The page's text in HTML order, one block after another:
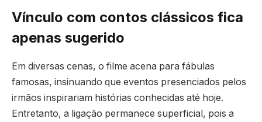
Vínculo com contos clássicos fica
apenas sugerido
Em diversas cenas, o filme acena para fábulas
famosas, insinuando que eventos presenciados pelos
irmãos inspirariam histórias conhecidas até hoje.
Entretanto, a ligação permanece superficial, pois a